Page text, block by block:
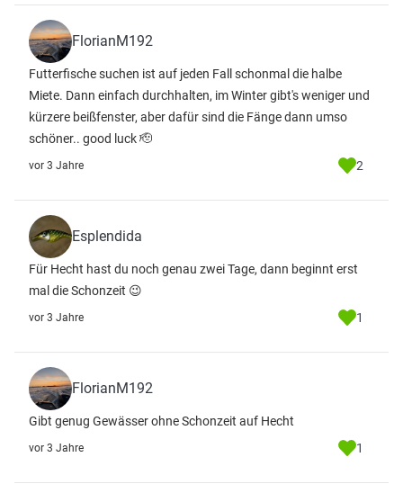
FlorianM192
Futterfische suchen ist auf jeden Fall schonmal die halbe
Miete. Dann einfach durchhalten, im Winter gibt's weniger und
kürzere beißfenster, aber dafür sind die Fänge dann umso
schöner.. good luck 🫡
vor 3 Jahre 2
Esplendida
Für Hecht hast du noch genau zwei Tage, dann beginnt erst
mal die Schonzeit 😉
vor 3 Jahre 1
FlorianM192
Gibt genug Gewässer ohne Schonzeit auf Hecht
vor 3 Jahre 1